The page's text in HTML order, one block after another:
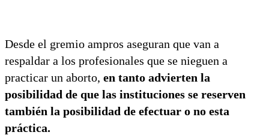
Desde el gremio ampros aseguran que van a
respaldar a los profesionales que se nieguen a
practicar un aborto, en tanto advierten la
posibilidad de que las instituciones se reserven
también la posibilidad de efectuar o no esta
práctica.